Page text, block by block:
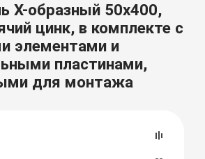
Х-образный 50х400,
цинк, в комплекте с
элементами и
пластинами,
для монтажа